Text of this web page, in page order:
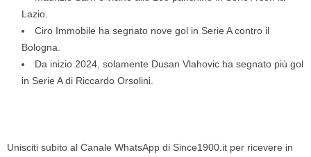
Lazio.
Ciro Immobile ha segnato nove gol in Serie A contro il
Bologna.
Da inizio 2024, solamente Dusan Vlahovic ha segnato più gol
in Serie A di Riccardo Orsolini.
Unisciti subito al Canale WhatsApp di Since1900.it per ricevere in